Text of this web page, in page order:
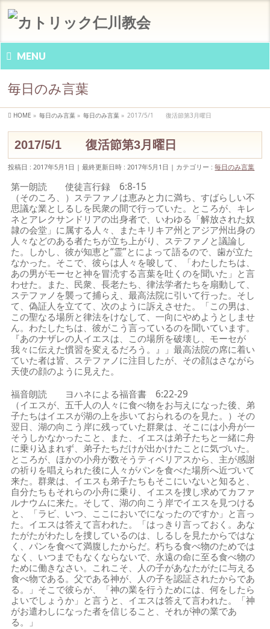
MENU
毎日のみ言葉
HOME » 毎日のみ言葉 » 毎日のみ言葉 » 2017/5/1 復活節第3月曜日
2017/5/1 復活節第3月曜日
投稿日 : 2017年5月1日 最終更新日時 : 2017年5月1日 カテゴリー :毎日のみ言葉
第一朗読 使徒言行録 6:8-15
（そのころ、）ステファノは恵みと力に満ち、すばらしい不
思議な業としるしを民衆の間で行っていた。ところが、キレ
ネとアレクサンドリアの出身者で、いわゆる「解放された奴
隷の会堂」に属する人々、またキリキア州とアジア州出身の
人々などのある者たちが立ち上がり、ステファノと議論し
た。しかし、彼が知恵と“霊”とによって語るので、歯が立た
なかった。そこで、彼らは人々を唆して、「わたしたちは、
あの男がモーセと神を冒涜する言葉を吐くのを聞いた」と言
わせた。また、民衆、長老たち、律法学者たちを扇動して、
ステファノを襲って捕らえ、最高法院に引いて行った。そし
て、偽証人を立てて、次のように訴えさせた。「この男は、
この聖なる場所と律法をけなして、一向にやめようとしませ
ん。わたしたちは、彼がこう言っているのを聞いています。
『あのナザレの人イエスは、この場所を破壊し、モーセが
我々に伝えた慣習を変えるだろう。』」最高法院の席に着い
ていた者は皆、ステファノに注目したが、その顔はさながら
天使の顔のように見えた。
福音朗読 ヨハネによる福音書 6:22-29
（イエスが、五千人の人々に食べ物をお与えになった後、弟
子たちはイエスが湖の上を歩いておられるのを見た。）その
翌日、湖の向こう岸に残っていた群衆は、そこには小舟が一
そうしかなかったこと、また、イエスは弟子たちと一緒に舟
に乗り込まれず、弟子たちだけが出かけたことに気づいた。
ところが、ほかの小舟が数そうティベリアスから、主が感謝
の祈りを唱えられた後に人々がパンを食べた場所へ近づいて
来た。群衆は、イエスも弟子たちもそこにいないと知ると、
自分たちもそれらの小舟に乗り、イエスを捜し求めてカファ
ルナウムに来た。そして、湖の向こう岸でイエスを見つける
と、「ラビ、いつ、ここにおいでになったのですか」と言っ
た。イエスは答えて言われた。「はっきり言っておく。あな
たがたがわたしを捜しているのは、しるしを見たからではな
く、パンを食べて満腹したからだ。朽ちる食べ物のためでは
なく、いつまでもなくならないで、永遠の命に至る食べ物の
ために働きなさい。これこそ、人の子があなたがたに与える
食べ物である。父である神が、人の子を認証されたからであ
る。」そこで彼らが、「神の業を行うためには、何をしたら
よいでしょうか」と言うと、イエスは答えて言われた。「神
がお遣わしになった者を信じること、それが神の業であ
る。」